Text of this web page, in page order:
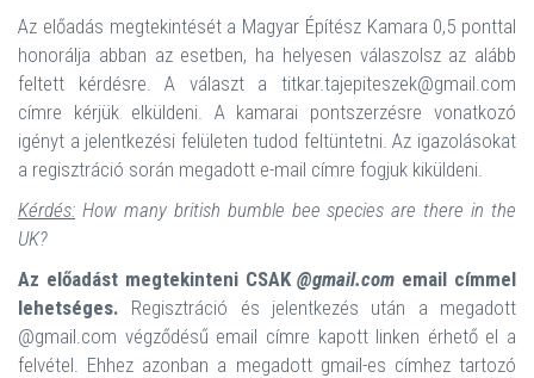
Az előadás megtekintését a Magyar Építész Kamara 0,5 ponttal
honorálja abban az esetben, ha helyesen válaszolsz az alább
feltett kérdésre. A választ a titkar.tajepiteszek@gmail.com
címre kérjük elküldeni. A kamarai pontszerzésre vonatkozó
igényt a jelentkezési felületen tudod feltüntetni. Az igazolásokat
a regisztráció során megadott e-mail címre fogjuk kiküldeni.
Kérdés: How many british bumble bee species are there in the
UK?
Az előadást megtekinteni CSAK@gmail.com email címmel
lehetséges. Regisztráció és jelentkezés után a megadott
@gmail.com végződésű email címre kapott linken érhető el a
felvétel. Ehhez azonban a megadott gmail-es címhez tartozó